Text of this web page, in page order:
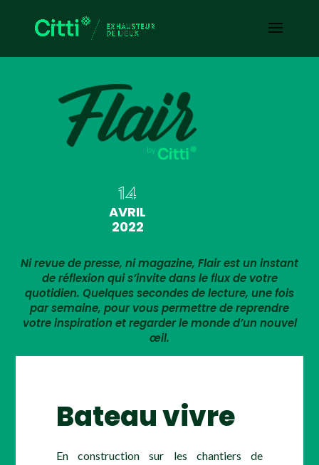
14
AVRIL
2022
Ni revue de presse, ni magazine, Flair est un instant
de réflexion qui s’invite dans le flux de votre
quotidien. Quelques secondes de lecture, une fois
par semaine, pour vous permettre de reprendre
votre inspiration et regarder le monde d’un nouvel
œil.
Bateau vivre
En construction sur les chantiers de